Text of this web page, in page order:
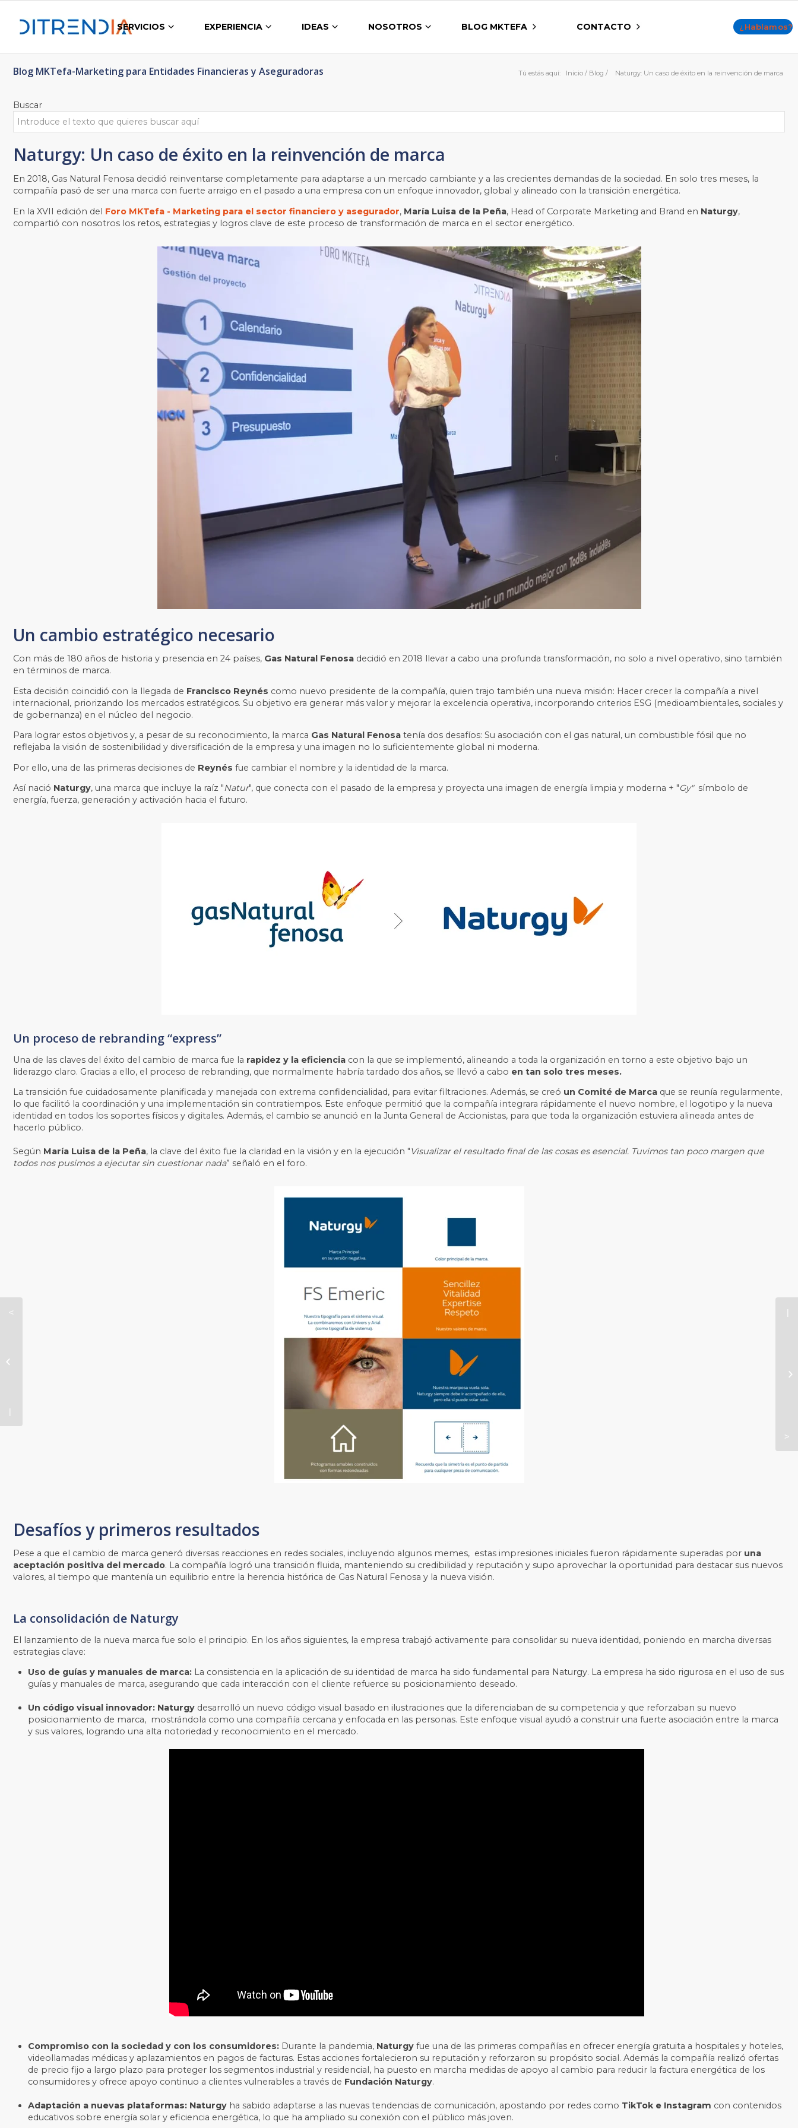
SERVICIOS EXPERIENCIA IDEAS NOSOTROS BLOG MKTEFA CONTACTO ¿Hablamos?
Blog MKTefa-Marketing para Entidades Financieras y Aseguradoras Tú estás aquí: Inicio / Blog / Naturgy: Un caso de éxito en la reinvención de marca
Buscar
Naturgy: Un caso de éxito en la reinvención de marca
En 2018, Gas Natural Fenosa decidió reinventarse completamente para adaptarse a un mercado cambiante y a las crecientes demandas de la sociedad. En solo tres meses, la
compañía pasó de ser una marca con fuerte arraigo en el pasado a una empresa con un enfoque innovador, global y alineado con la transición energética.
En la XVII edición del Foro MKTefa - Marketing para el sector financiero y asegurador, María Luisa de la Peña, Head of Corporate Marketing and Brand en Naturgy,
compartió con nosotros los retos, estrategias y logros clave de este proceso de transformación de marca en el sector energético.
Un cambio estratégico necesario
Con más de 180 años de historia y presencia en 24 países, Gas Natural Fenosa decidió en 2018 llevar a cabo una profunda transformación, no solo a nivel operativo, sino también
en términos de marca.
Esta decisión coincidió con la llegada de Francisco Reynés como nuevo presidente de la compañía, quien trajo también una nueva misión: Hacer crecer la compañía a nivel
internacional, priorizando los mercados estratégicos. Su objetivo era generar más valor y mejorar la excelencia operativa, incorporando criterios ESG (medioambientales, sociales y
de gobernanza) en el núcleo del negocio.
Para lograr estos objetivos y, a pesar de su reconocimiento, la marca Gas Natural Fenosa tenía dos desafíos: Su asociación con el gas natural, un combustible fósil que no
reflejaba la visión de sostenibilidad y diversificación de la empresa y una imagen no lo suficientemente global ni moderna.
Por ello, una de las primeras decisiones de Reynés fue cambiar el nombre y la identidad de la marca.
Así nació Naturgy, una marca que incluye la raíz "Natur", que conecta con el pasado de la empresa y proyecta una imagen de energía limpia y moderna + "Gy"símbolo de
energía, fuerza, generación y activación hacia el futuro.
Un proceso de rebranding “express”
Una de las claves del éxito del cambio de marca fue la rapidez y la eficiencia con la que se implementó, alineando a toda la organización en torno a este objetivo bajo un
liderazgo claro. Gracias a ello, el proceso de rebranding, que normalmente habría tardado dos años, se llevó a cabo en tan solo tres meses.
La transición fue cuidadosamente planificada y manejada con extrema confidencialidad, para evitar filtraciones. Además, se creó un Comité de Marca que se reunía regularmente,
lo que facilitó la coordinación y una implementación sin contratiempos. Este enfoque permitió que la compañía integrara rápidamente el nuevo nombre, el logotipo y la nueva
identidad en todos los soportes físicos y digitales. Además, el cambio se anunció en la Junta General de Accionistas, para que toda la organización estuviera alineada antes de
hacerlo público.
Según María Luisa de la Peña, la clave del éxito fue la claridad en la visión y en la ejecución "Visualizar el resultado final de las cosas es esencial. Tuvimos tan poco margen que
todos nos pusimos a ejecutar sin cuestionar nada” señaló en el foro.
Desafíos y primeros resultados
Pese a que el cambio de marca generó diversas reacciones en redes sociales, incluyendo algunos memes, estas impresiones iniciales fueron rápidamente superadas por una
aceptación positiva del mercado. La compañía logró una transición fluida, manteniendo su credibilidad y reputación y supo aprovechar la oportunidad para destacar sus nuevos
valores, al tiempo que mantenía un equilibrio entre la herencia histórica de Gas Natural Fenosa y la nueva visión.
La consolidación de Naturgy
El lanzamiento de la nueva marca fue solo el principio. En los años siguientes, la empresa trabajó activamente para consolidar su nueva identidad, poniendo en marcha diversas
estrategias clave:
Uso de guías y manuales de marca: La consistencia en la aplicación de su identidad de marca ha sido fundamental para Naturgy. La empresa ha sido rigurosa en el uso de sus
guías y manuales de marca, asegurando que cada interacción con el cliente refuerce su posicionamiento deseado.
Un código visual innovador: Naturgy desarrolló un nuevo código visual basado en ilustraciones que la diferenciaban de su competencia y que reforzaban su nuevo
posicionamiento de marca, mostrándola como una compañía cercana y enfocada en las personas. Este enfoque visual ayudó a construir una fuerte asociación entre la marca
y sus valores, logrando una alta notoriedad y reconocimiento en el mercado.
Compromiso con la sociedad y con los consumidores: Durante la pandemia, Naturgy fue una de las primeras compañías en ofrecer energía gratuita a hospitales y hoteles,
videollamadas médicas y aplazamientos en pagos de facturas. Estas acciones fortalecieron su reputación y reforzaron su propósito social. Además la compañía realizó ofertas
de precio fijo a largo plazo para proteger los segmentos industrial y residencial, ha puesto en marcha medidas de apoyo al cambio para reducir la factura energética de los
consumidores y ofrece apoyo continuo a clientes vulnerables a través de Fundación Naturgy.
Adaptación a nuevas plataformas: Naturgy ha sabido adaptarse a las nuevas tendencias de comunicación, apostando por redes como TikTok e Instagram con contenidos
educativos sobre energía solar y eficiencia energética, lo que ha ampliado su conexión con el público más joven.